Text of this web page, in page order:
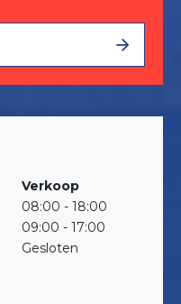
Verkoop
08:00 - 18:00
09:00 - 17:00
Gesloten